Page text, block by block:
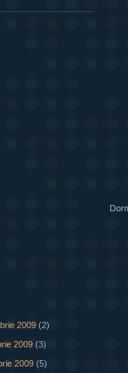
2009(2)
2009(3)
2009(5)